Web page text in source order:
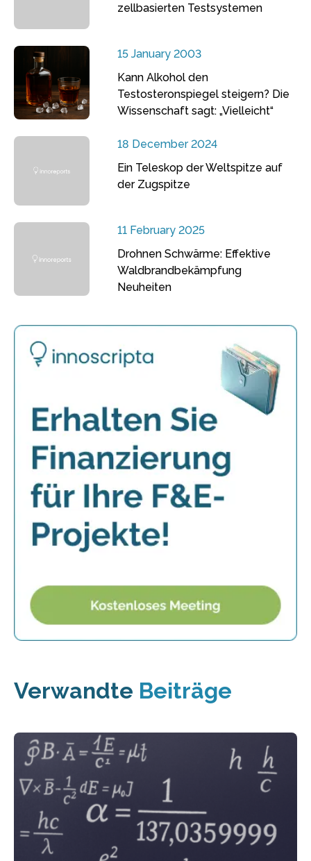
zellbasierten Testsystemen
15 January 2003
Kann Alkohol den
Testosteronspiegel steigern? Die
Wissenschaft sagt: „Vielleicht“
18 December 2024
Ein Teleskop der Weltspitze auf
der Zugspitze
11 February 2025
Drohnen Schwärme: Effektive
Waldbrandbekämpfung
Neuheiten
Verwandte Beiträge